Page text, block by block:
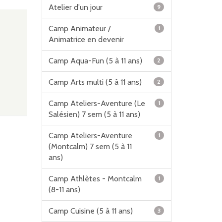
Atelier d'un jour 9
Camp Animateur /
Animatrice en devenir
1
Camp Aqua-Fun (5 à 11 ans) 2
Camp Arts multi (5 à 11 ans) 2
Camp Ateliers-Aventure (Le
Salésien) 7 sem (5 à 11 ans)
1
Camp Ateliers-Aventure
(Montcalm) 7 sem (5 à 11
ans)
1
Camp Athlètes - Montcalm
(8-11 ans)
1
Camp Cuisine (5 à 11 ans) 3